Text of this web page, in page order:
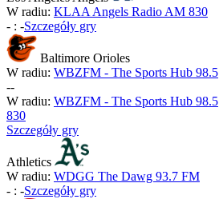
W radiu: KLAA Angels Radio AM 830
- : -Szczegóły gry
Baltimore Orioles
W radiu: WBZFM - The Sports Hub 98.5
--
W radiu: WBZFM - The Sports Hub 98.5
830
Szczegóły gry
Athletics
W radiu: WDGG The Dawg 93.7 FM
- : -Szczegóły gry